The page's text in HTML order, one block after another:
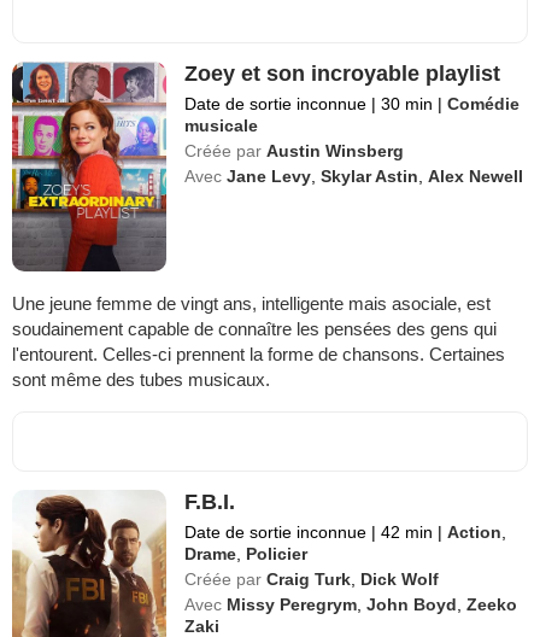
Zoey et son incroyable playlist
Date de sortie inconnue | 30 min | Comédie
musicale
Créée par Austin Winsberg
Avec Jane Levy ,Skylar Astin ,Alex Newell
Une jeune femme de vingt ans, intelligente mais asociale, est
soudainement capable de connaître les pensées des gens qui
l'entourent. Celles-ci prennent la forme de chansons. Certaines
sont même des tubes musicaux.
F.B.I.
Date de sortie inconnue | 42 min | Action
Drame Policier
Créée par Craig Turk Dick Wolf
Avec Missy Peregrym ,John Boyd ,Zeeko
Zaki